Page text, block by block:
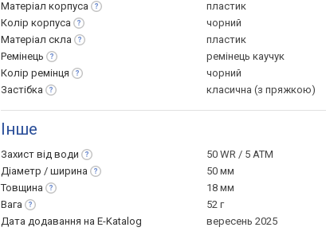
Матеріал корпуса
пластик
Колір корпуса
чорний
Матеріал скла
пластик
Ремінець
ремінець каучук
Колір ремінця
чорний
Застібка
класична (з пряжкою)
Інше
Захист від води
50 WR / 5 ATM
Діаметр / ширина
50 мм
Товщина
18 мм
Вага
52 г
Дата додавання на E-Katalog
вересень 2025